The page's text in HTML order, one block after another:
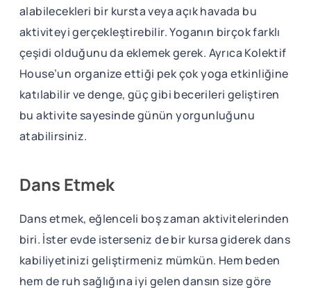
alabilecekleri bir kursta veya açık havada bu
aktiviteyi gerçekleştirebilir. Yoganın birçok farklı
çeşidi olduğunu da eklemek gerek. Ayrıca Kolektif
House’un organize ettiği pek çok yoga etkinliğine
katılabilir ve denge, güç gibi becerileri geliştiren
bu aktivite sayesinde günün yorgunluğunu
atabilirsiniz.
Dans Etmek
Dans etmek, eğlenceli boş zaman aktivitelerinden
biri. İster evde isterseniz de bir kursa giderek dans
kabiliyetinizi geliştirmeniz mümkün. Hem beden
hem de ruh sağlığına iyi gelen dansın size göre